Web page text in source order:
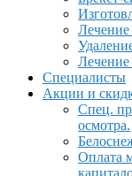
Лечение
Лечение
Специалисты
Акции и
Спец.
осмотра.
Оплата